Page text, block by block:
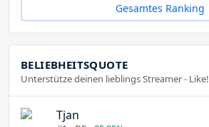
Gesamtes Ranking
BELIEBHEITSQUOTE
Unterstütze deinen lieblings Streamer - Like!
Tjan